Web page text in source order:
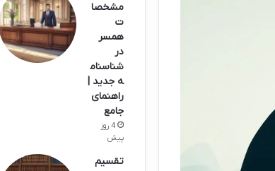
مشخصا
ت
همسر
در
شناسنام
ه جدید |
راهنمای
جامع
4 روز
پیش
تقسیم